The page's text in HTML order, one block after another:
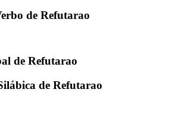
de Refutarao
de Refutarao
de Refutarao